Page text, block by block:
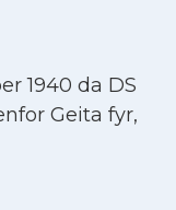
1940 da DS
Geita fyr,